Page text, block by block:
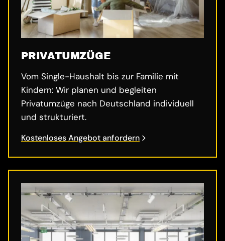
PRIVATUMZÜGE
Vom Single-Haushalt bis zur Familie mit
Kindern: Wir planen und begleiten
Privatumzüge nach Deutschland individuell
und strukturiert.
Kostenloses Angebot anfordern